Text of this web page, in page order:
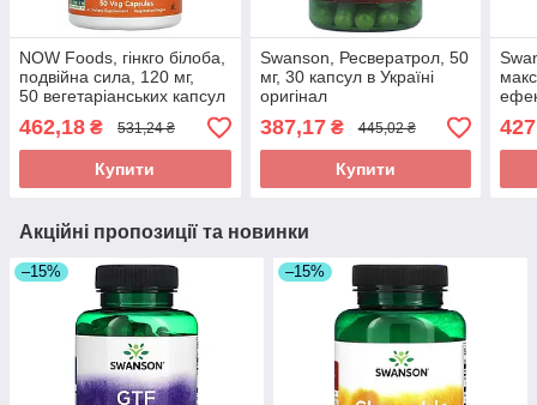
NOW Foods, гінкго білоба,
подвійна сила, 120 мг,
50 вегетаріанських капсул
оригінал
462,18 ₴ 531,24 ₴
Купити
Swanson, Ресвератрол, 50
мг, 30 капсул в Україні
оригінал
387,17₴ 445,02 ₴
Купити
Акційні пропозиції та новинки
–15% –15%